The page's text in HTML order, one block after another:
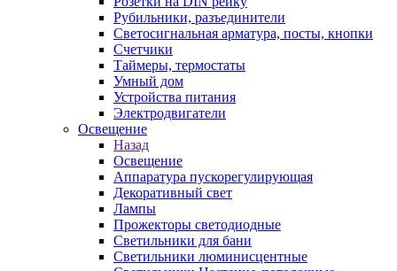
Рубильники, разъединители
Светосигнальная арматура, посты, кнопки
Счетчики
Таймеры, термостаты
Умный дом
Устройства питания
Электродвигатели
Освещение
Назад
Освещение
Аппаратура пускорегулирующая
Декоративный свет
Лампы
Прожекторы светодиодные
Светильники для бани
Светильники люминисцентные